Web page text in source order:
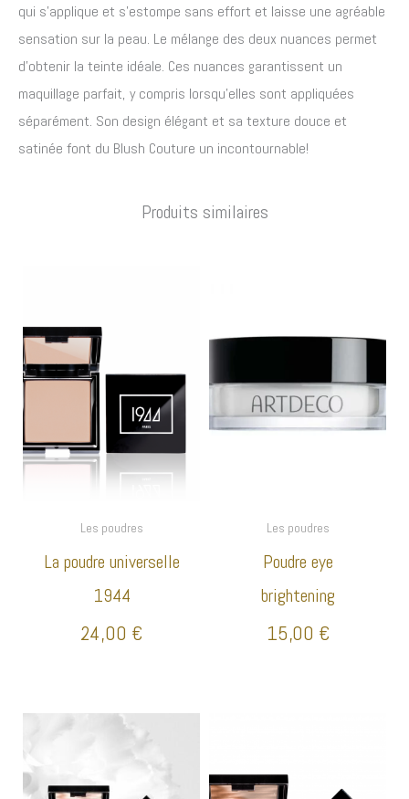
qui s’applique et s’estompe sans effort et laisse une agréable
sensation sur la peau. Le mélange des deux nuances permet
d’obtenir la teinte idéale. Ces nuances garantissent un
maquillage parfait, y compris lorsqu’elles sont appliquées
séparément. Son design élégant et sa texture douce et
satinée font du Blush Couture un incontournable!
Produits similaires
Les poudres
La poudre universelle
1944
24,00 €
Les poudres
Poudre eye
brightening
15,00 €